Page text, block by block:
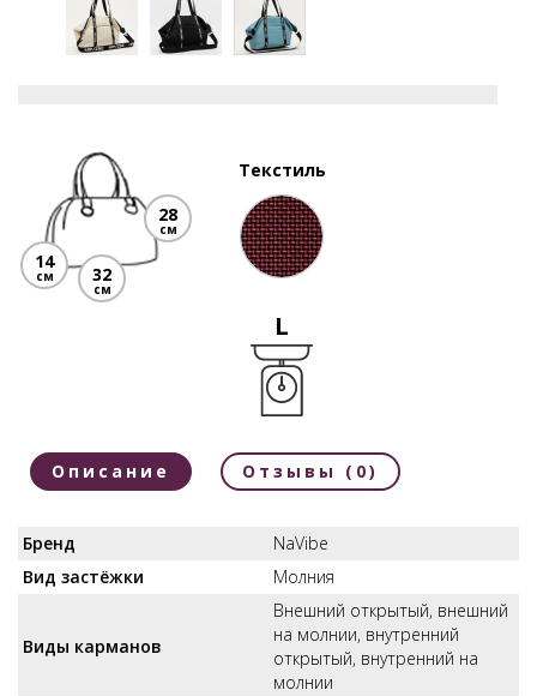
14
см
28
см
32
см
Текстиль
L
Описание Отзывы (0)
Бренд
NaVibe
Вид застёжки
Молния
Виды карманов
Внешний открытый, внешний
на молнии, внутренний
открытый, внутренний на
молнии